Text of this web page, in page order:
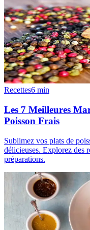
Recettes6 min
Les 7 Meilleures
Poisson Frais
Sublimez vos plats de
délicieuses. Explorez des
préparations.